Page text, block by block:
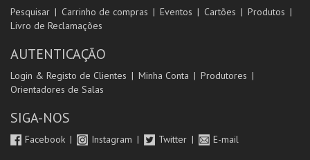
Pesquisar Carrinho de compras Eventos Cartões
Produtos
Livro de Reclamações
AUTENTICAÇÃO
Login & Registo de Clientes Minha Conta
Produtores
Orientadores de Salas
SIGA-NOS
Facebook Instagram Twitter E-mail